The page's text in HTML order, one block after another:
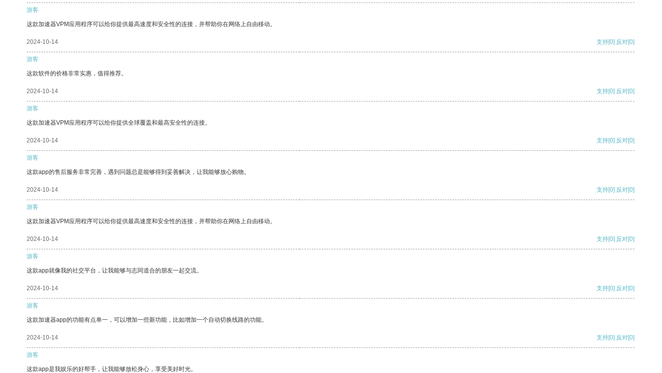
游客
这款加速器VPM应用程序可以给你提供最高速度和安全性的连接，并帮助你在网络上自由移动。
2024-10-14 支持[0] 反对[0]
游客
这款软件的价格非常实惠，值得推荐。
2024-10-14 支持[0] 反对[0]
游客
这款加速器VPM应用程序可以给你提供全球覆盖和最高安全性的连接。
2024-10-14 支持[0] 反对[0]
游客
这款app的售后服务非常完善，遇到问题总是能够得到妥善解决，让我能够放心购物。
2024-10-14 支持[0] 反对[0]
游客
这款加速器VPM应用程序可以给你提供最高速度和安全性的连接，并帮助你在网络上自由移动。
2024-10-14 支持[0] 反对[0]
游客
这款app就像我的社交平台，让我能够与志同道合的朋友一起交流。
2024-10-14 支持[0] 反对[0]
游客
这款加速器app的功能有点单一，可以增加一些新功能，比如增加一个自动切换线路的功能。
2024-10-14 支持[0] 反对[0]
游客
这款app是我娱乐的好帮手，让我能够放松身心，享受美好时光。